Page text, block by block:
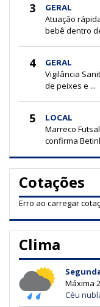
3 GERAL
Atuação
bebê dentro
4 GERAL
Vigilância
de peixes e ...
5 LOCAL
Marreco
confirma
Cotações
Erro ao carregar
Clima
Máxima
Céu